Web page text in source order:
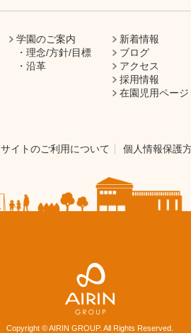
学園のご案内
理念/方針/目標
沿革
新着情報
ブログ
アクセス
採用情報
在園児用ページ
サイトのご利用について 個人情報保護
Copyright © AIRIN GROUP. All Rights Reserved.